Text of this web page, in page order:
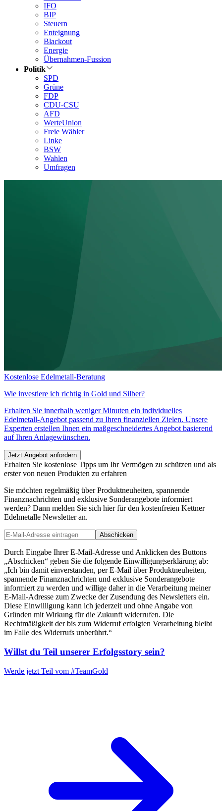
IFO
BIP
Steuern
Enteignung
Blackout
Energie
Übernahmen-Fussion
Politik
SPD
Grüne
FDP
CDU-CSU
AFD
WerteUnion
Freie Wähler
Linke
BSW
Wahlen
Umfragen
Kostenlose Edelmetall-Beratung
Wie investiere ich richtig in Gold und Silber?
Erhalten Sie innerhalb weniger Minuten ein individuelles
Edelmetall-Angebot passend zu Ihren finanziellen Zielen. Unsere
Experten erstellen Ihnen ein maßgeschneidertes Angebot basierend
auf Ihren Anlagewünschen.
Jetzt Angebot anfordern
Erhalten Sie kostenlose Tipps um Ihr Vermögen zu schützen und als
erster von neuen Produkten zu erfahren
Sie möchten regelmäßig über Produktneuheiten, spannende
Finanznachrichten und exklusive Sonderangebote informiert
werden? Dann melden Sie sich hier für den kostenfreien Kettner
Edelmetalle Newsletter an.
Abschicken
Durch Eingabe Ihrer E-Mail-Adresse und Anklicken des Buttons
„Abschicken“ geben Sie die folgende Einwilligungserklärung ab:
„Ich bin damit einverstanden, per E-Mail über Produktneuheiten,
spannende Finanznachrichten und exklusive Sonderangebote
informiert zu werden und willige daher in die Verarbeitung meiner
E-Mail-Adresse zum Zwecke der Zusendung des Newsletters ein.
Diese Einwilligung kann ich jederzeit und ohne Angabe von
Gründen mit Wirkung für die Zukunft widerrufen. Die
Rechtmäßigkeit der bis zum Widerruf erfolgten Verarbeitung bleibt
im Falle des Widerrufs unberührt.“
Willst du Teil unserer Erfolgsstory sein?
Werde jetzt Teil vom #TeamGold